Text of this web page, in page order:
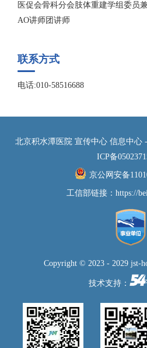
医促会骨科分会肢体重建学组委员
AO讲师团讲师
联系方式
电话:010-58516688
北京积水潭医院 宣传中心 信息中心
ICP备
京公网安备
工信部链接： https://
Copyright © 2023 - 2029 jst-
技术支持：